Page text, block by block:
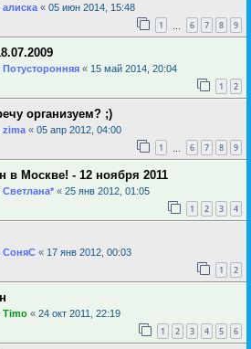
алиска « 05 июн 2014, 15:48
1 6 7 8 9
Потусторонняя « 15 май 2014, 20:04
1 2
организуем? ;)
zima « 05 апр 2012, 04:00
1 6 7 8 9
в Москве! - 12 ноября 2011
Светлана* « 25 янв 2012, 01:05
1 2 3 4
СоняС « 17 янв 2012, 00:03
1 2
Timo « 24 окт 2011, 22:19
1 2 3 4 5 6